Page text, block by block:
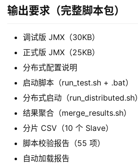
输出要求（完整脚本包）
调试版 JMX（30KB）
正式版 JMX（25KB）
分布式配置说明
启动脚本（run_test.sh + .bat）
分布式启动（run_distributed.sh）
结果聚合（merge_results.sh）
分片 CSV（10 个 Slave）
脚本校验报告（55 项）
自动加载报告